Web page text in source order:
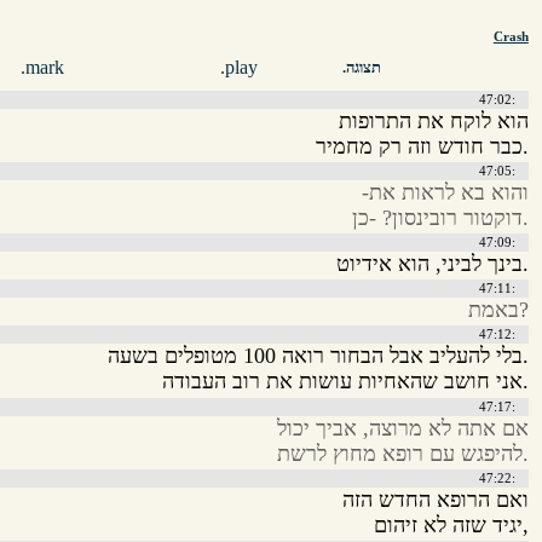
Crash
תצוגה. play.
mark.
:47:02
הוא לוקח את התרופות
.כבר חודש וזה רק מחמיר
:47:05
והוא בא לראות את-
.דוקטור רובינסון? -כן
:47:09
.בינך לביני, הוא אידיוט
:47:11
?באמת
:47:12
.בלי להעליב אבל הבחור רואה 100 מטופלים בשעה
.אני חושב שהאחיות עושות את רוב העבודה
:47:17
אם אתה לא מרוצה, אביך יכול
.להיפגש עם רופא מחוץ לרשת
:47:22
ואם הרופא החדש הזה
,יגיד שזה לא זיהום